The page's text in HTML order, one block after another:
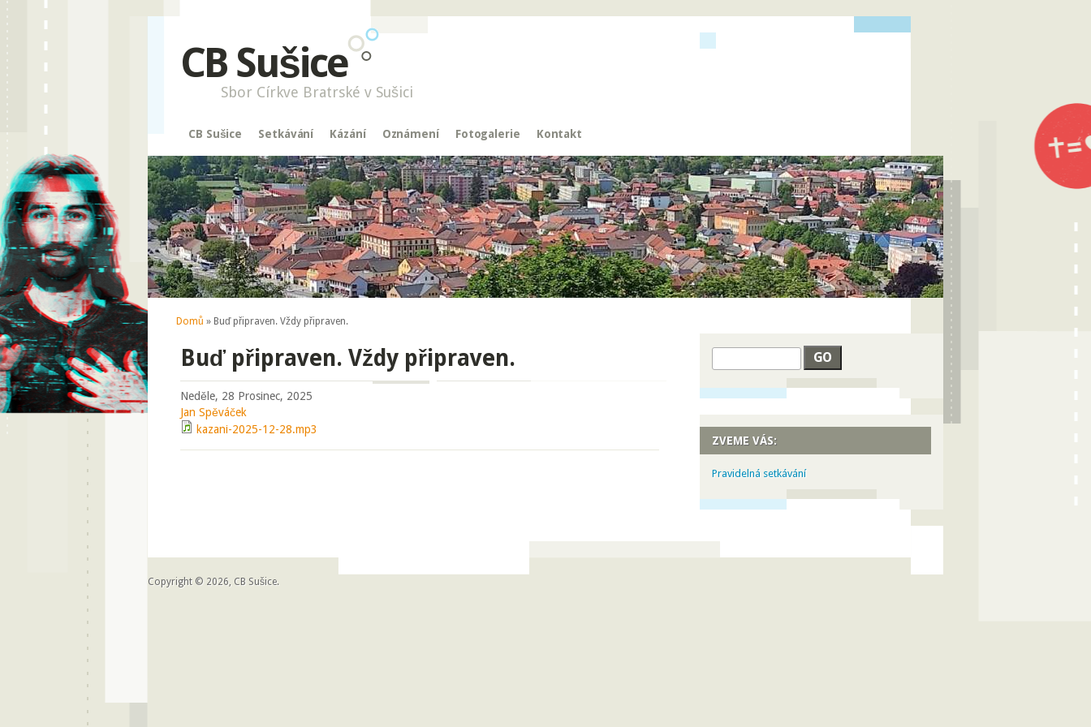
CB Sušice
Sbor Církve Bratrské v Sušici
CB Sušice Setkávání Kázání Oznámení Fotogalerie Kontakt
Jste zde
Domů » Buď připraven. Vždy připraven.
Buď připraven. Vždy připraven.
Neděle, 28 Prosinec, 2025
Jan Spěváček
kazani-2025-12-28.mp3
Hledat
ZVEME VÁS:
Pravidelná setkávání
Copyright © 2026, CB Sušice.